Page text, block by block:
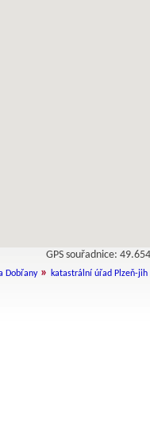
GPS souřadnice:
Dobřany» katastrální úřad Plzeň-jih